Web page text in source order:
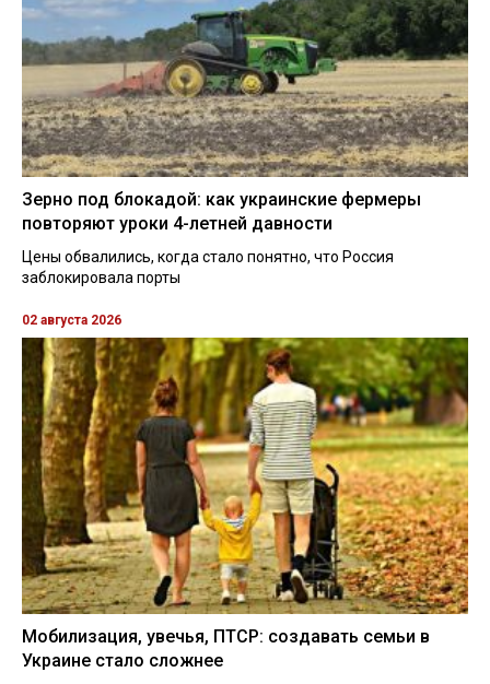
Зерно под блокадой: как украинские фермеры
повторяют уроки 4-летней давности
Цены обвалились, когда стало понятно, что Россия
заблокировала порты
02 августа 2026
Мобилизация, увечья, ПТСР: создавать семьи в
Украине стало сложнее